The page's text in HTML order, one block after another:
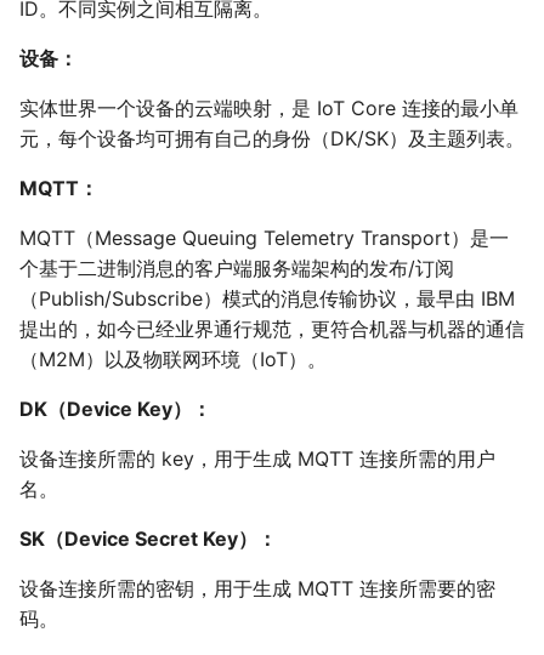
ID。不同实例之间相互隔离。
设备：
实体世界一个设备的云端映射，是 IoT Core 连接的最小单
元，每个设备均可拥有自己的身份（DK/SK）及主题列表。
MQTT：
MQTT（Message Queuing Telemetry Transport）是一
个基于二进制消息的客户端服务端架构的发布/订阅
（Publish/Subscribe）模式的消息传输协议，最早由 IBM
提出的，如今已经业界通行规范，更符合机器与机器的通信
（M2M）以及物联网环境（IoT）。
DK（Device Key）：
设备连接所需的 key，用于生成 MQTT 连接所需的用户
名。
SK（Device Secret Key）：
设备连接所需的密钥，用于生成 MQTT 连接所需要的密
码。